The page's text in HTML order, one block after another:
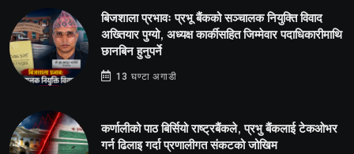
बिजशाला प्रभावः प्रभू बैंकको सञ्चालक नियुक्ति विवाद
अख्तियार पुग्यो, अध्यक्ष कार्कीसहित जिम्मेवार पदाधिकारीमाथि
छानबिन हुनुपर्ने
13 घण्टा अगाडी
कर्णालीको पाठ बिर्सियो राष्ट्रबैंकले, प्रभु बैंकलाई टेकओभर
गर्न ढिलाइ गर्दा प्रणालीगत संकटको जोखिम